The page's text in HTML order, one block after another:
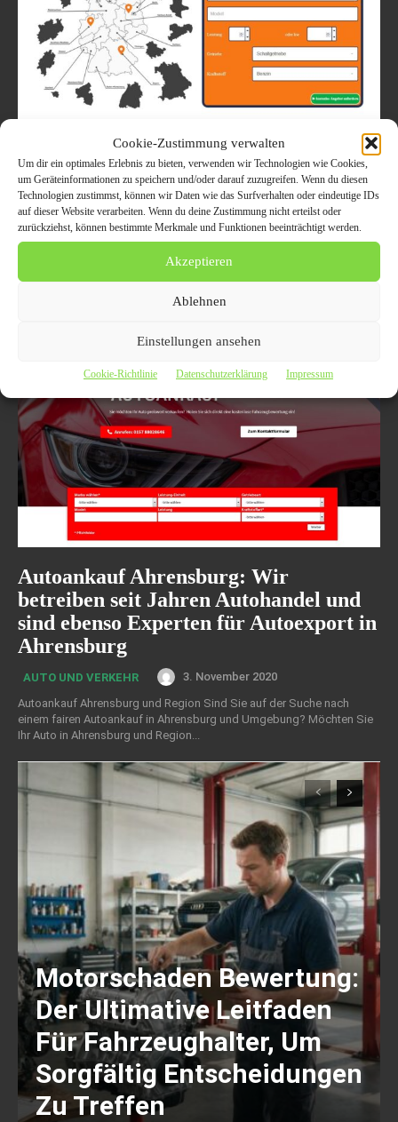
Cookie-Zustimmung verwalten
Um dir ein optimales Erlebnis zu bieten, verwenden wir Technologien wie Cookies,
um Geräteinformationen zu speichern und/oder darauf zuzugreifen. Wenn du diesen
Technologien zustimmst, können wir Daten wie das Surfverhalten oder eindeutige IDs
auf dieser Website verarbeiten. Wenn du deine Zustimmung nicht erteilst oder
zurückziehst, können bestimmte Merkmale und Funktionen beeinträchtigt werden.
Akzeptieren
Ablehnen
Einstellungen ansehen
Cookie-Richtlinie Datenschutzerklärung Impressum
Gebrauchtwagen mit diversen Schäden
an den Autoankauf Ahrensburg
verkaufen
AUTO UND VERKEHR
10. Januar 2021
Dank des Schwerpunktes „Export“ können Halter sogar
Gebrauchtwagen mit diversen Schäden an den Autoankauf
Autoankauf Ahrensburg: Wir
betreiben seit Jahren Autohandel und
sind ebenso Experten für Autoexport in
Ahrensburg
AUTO UND VERKEHR
3. November 2020
Autoankauf Ahrensburg und Region Sind Sie auf der Suche nach
einem fairen Autoankauf in Ahrensburg und Umgebung? Möchten Sie
Ihr Auto in Ahrensburg und Region...
Motorschaden Bewertung:
Der Ultimative Leitfaden
Für Fahrzeughalter, Um
Sorgfältig Entscheidungen
Zu Treffen